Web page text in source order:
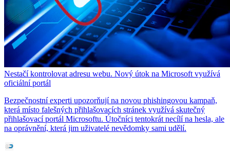
Nestačí kontrolovat adresu webu. Nový útok na Microsoft využívá
oficiální portál
Bezpečnostní experti upozorňují na novou phishingovou kampaň,
která místo falešných přihlašovacích stránek využívá skutečný
přihlašovací portál Microsoftu. Útočníci tentokrát necílí na hesla, ale
na oprávnění, která jim uživatelé nevědomky sami udělí.